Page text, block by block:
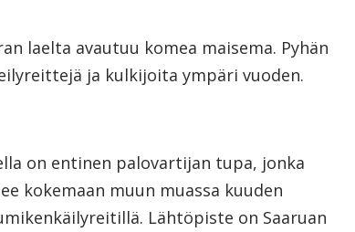
laelta avautuu komea maisema. Pyhän
ja kulkijoita ympäri vuoden.
on entinen palovartijan tupa, jonka
kokemaan muun muassa kuuden
Lähtöpiste on Saaruan